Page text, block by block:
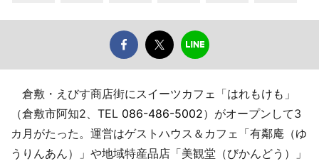
倉敷・えびす商店街にスイーツカフェ「はれもけも」
（倉敷市阿知2、TEL 086-486-5002）がオープンして3
カ月がたった。運営はゲストハウス＆カフェ「有鄰庵（ゆ
うりんあん）」や地域特産品店「美観堂（びかんどう）」